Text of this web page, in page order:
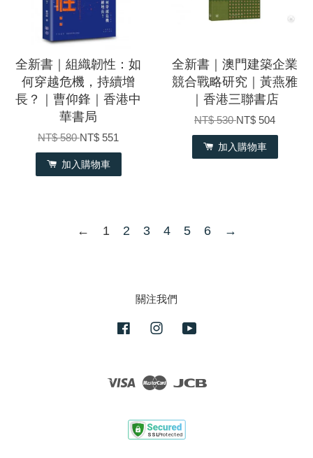
全新書｜組織韌性：如
何穿越危機，持續增
長？｜曹仰鋒｜香港中
華書局
NT$ 580NT$ 551
加入購物車
全新書｜澳門建築企業
競合戰略研究｜黃燕雅
｜香港三聯書店
NT$ 530NT$ 504
加入購物車
← 1 2 3 4 5 6 →
關注我們
FacebookInstagram
Visa Master